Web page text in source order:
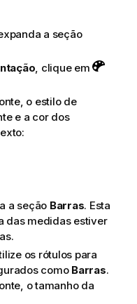
a seção
, clique em
o estilo de
e a cor dos
a seção Barras. Esta
das medidas estiver
os rótulos para
como Barras.
o tamanho da